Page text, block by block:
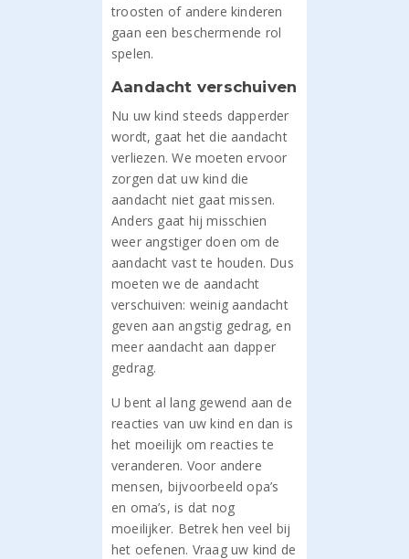
troosten of andere kinderen
gaan een beschermende rol
spelen.
Aandacht verschuiven
Nu uw kind steeds dapperder
wordt, gaat het die aandacht
verliezen. We moeten ervoor
zorgen dat uw kind die
aandacht niet gaat missen.
Anders gaat hij misschien
weer angstiger doen om de
aandacht vast te houden. Dus
moeten we de aandacht
verschuiven: weinig aandacht
geven aan angstig gedrag, en
meer aandacht aan dapper
gedrag.
U bent al lang gewend aan de
reacties van uw kind en dan is
het moeilijk om reacties te
veranderen. Voor andere
mensen, bijvoorbeeld opa’s
en oma’s, is dat nog
moeilijker. Betrek hen veel bij
het oefenen. Vraag uw kind de